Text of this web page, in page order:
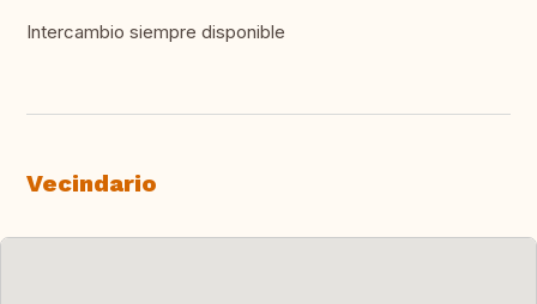
Intercambio siempre disponible
Vecindario